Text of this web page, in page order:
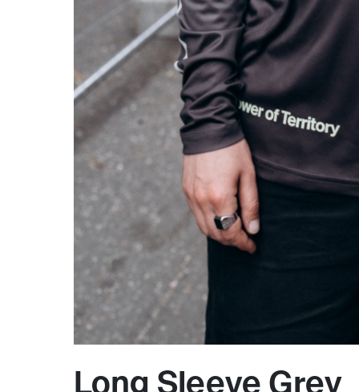
Галерея ОтзывыFAQ
+7 925 836 16 98
info@powerofterritory.ru
Москва,
Большая Новодмитровская,
вход 10, 3 этаж, КП «Дизайн
Long Sleeve Grey